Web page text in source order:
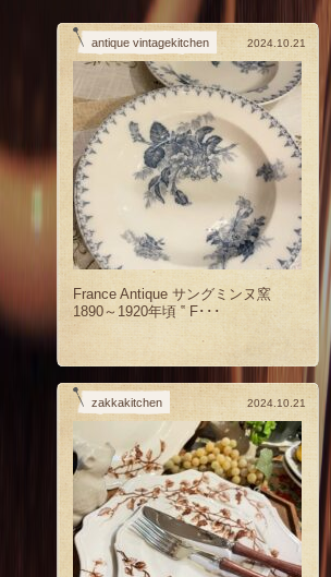
antique vintagekitchen 2024.10.21
France Antique サングミンヌ窯
1890～1920年頃 ‟ F･･･
zakkakitchen 2024.10.21